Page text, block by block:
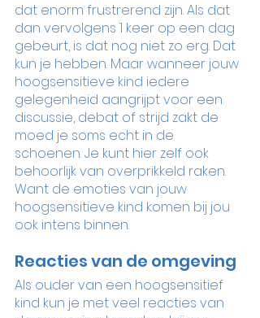
dat enorm frustrerend zijn. Als dat
dan vervolgens 1 keer op een dag
gebeurt, is dat nog niet zo erg. Dat
kun je hebben. Maar wanneer jouw
hoogsensitieve kind iedere
gelegenheid aangrijpt voor een
discussie, debat of strijd zakt de
moed je soms echt in de
schoenen. Je kunt hier zelf ook
behoorlijk van overprikkeld raken.
Want de emoties van jouw
hoogsensitieve kind komen bij jou
ook intens binnen.
Reacties van de omgeving
Als ouder van een hoogsensitief
kind kun je met veel reacties van